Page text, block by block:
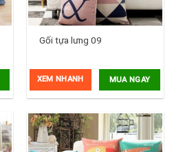
Gối tựa lưng 09
MUA NGAY
XEM NHANH